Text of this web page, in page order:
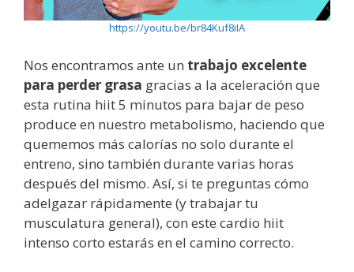
https://youtu.be/br84Kuf8iIA
Nos encontramos ante un trabajo excelente
para perder grasa gracias a la aceleración que
esta rutina hiit 5 minutos para bajar de peso
produce en nuestro metabolismo, haciendo que
quememos más calorías no solo durante el
entreno, sino también durante varias horas
después del mismo. Así, si te preguntas cómo
adelgazar rápidamente (y trabajar tu
musculatura general), con este cardio hiit
intenso corto estarás en el camino correcto.